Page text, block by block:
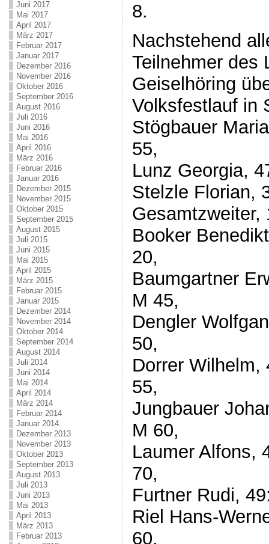
Juni 2017
Mai 2017
April 2017
März 2017
Februar 2017
Januar 2017
Dezember 2016
November 2016
Oktober 2016
September 2016
August 2016
Juli 2016
Juni 2016
Mai 2016
April 2016
März 2016
Februar 2016
Januar 2016
Dezember 2015
November 2015
Oktober 2015
September 2015
August 2015
Juli 2015
Juni 2015
Mai 2015
April 2015
März 2015
Februar 2015
Januar 2015
Dezember 2014
November 2014
Oktober 2014
September 2014
August 2014
Juli 2014
Juni 2014
Mai 2014
April 2014
März 2014
Februar 2014
Januar 2014
Dezember 2013
November 2013
Oktober 2013
September 2013
August 2013
Juli 2013
Juni 2013
Mai 2013
April 2013
März 2013
Februar 2013
8.
Nachstehend
Teilnehmer des
Geiselhöring
Volksfestlauf in
Stögbauer
55,
Lunz Georgia,
Stelzle Florian,
Gesamtzweiter,
Booker
20,
Baumgartner
M 45,
Dengler
50,
Dorrer Wilhelm,
55,
Jungbauer
M 60,
Laumer Alfons,
70,
Furtner Rudi,
Riel Hans-
60.